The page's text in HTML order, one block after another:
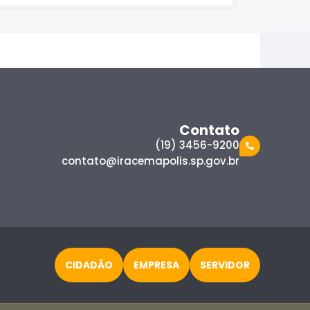
Contato
(19) 3456-9200
contato@iracemapolis.sp.gov.br
CIDADÃO EMPRESA SERVIDOR